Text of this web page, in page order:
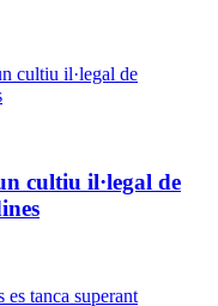
cultiu il·legal de